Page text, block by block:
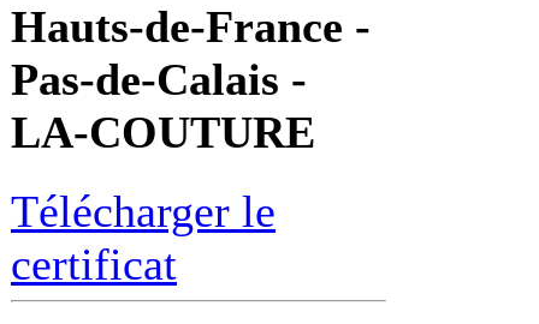
Hauts-de-France -
Pas-de-Calais -
LA-COUTURE
Télécharger le
certificat